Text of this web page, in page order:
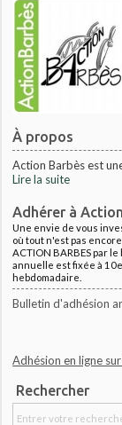
À propos
Action Barbès est
Lire la suite
Adhérer à
Une envie de vous
où tout n'est pas
ACTION BARBES par
annuelle est fixée à
hebdomadaire.
Bulletin d'adhésion
Adhésion en ligne
Rechercher